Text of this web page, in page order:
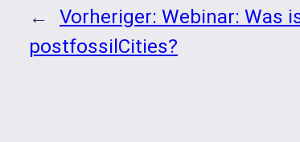
← Vorheriger: Webinar: Was
postfossilCities?